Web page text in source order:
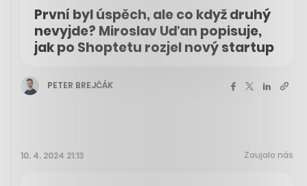
První byl úspěch, ale co když druhý
nevyjde? Miroslav Uďan popisuje,
jak po Shoptetu rozjel nový startup
PETER BREJČÁK
10. 4. 2024 21:13 Zaujalo nás